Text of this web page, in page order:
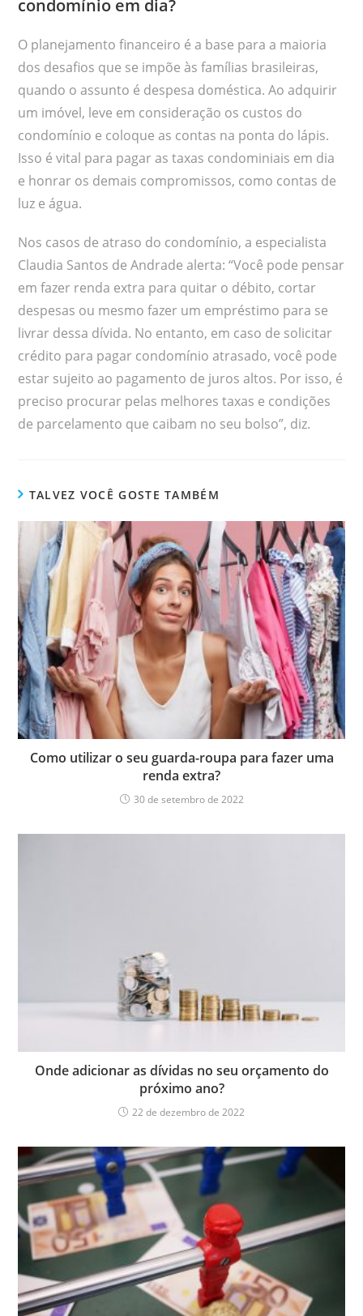
condomínio em dia?
O planejamento financeiro é a base para a maioria
dos desafios que se impõe às famílias brasileiras,
quando o assunto é despesa doméstica. Ao adquirir
um imóvel, leve em consideração os custos do
condomínio e coloque as contas na ponta do lápis.
Isso é vital para pagar as taxas condominiais em dia
e honrar os demais compromissos, como contas de
luz e água.
Nos casos de atraso do condomínio, a especialista
Claudia Santos de Andrade alerta: “Você pode pensar
em fazer renda extra para quitar o débito, cortar
despesas ou mesmo fazer um empréstimo para se
livrar dessa dívida. No entanto, em caso de solicitar
crédito para pagar condomínio atrasado, você pode
estar sujeito ao pagamento de juros altos. Por isso, é
preciso procurar pelas melhores taxas e condições
de parcelamento que caibam no seu bolso”, diz.
TALVEZ VOCÊ GOSTE TAMBÉM
Como utilizar o seu guarda-roupa para fazer uma
renda extra?
30 de setembro de 2022
Onde adicionar as dívidas no seu orçamento do
próximo ano?
22 de dezembro de 2022